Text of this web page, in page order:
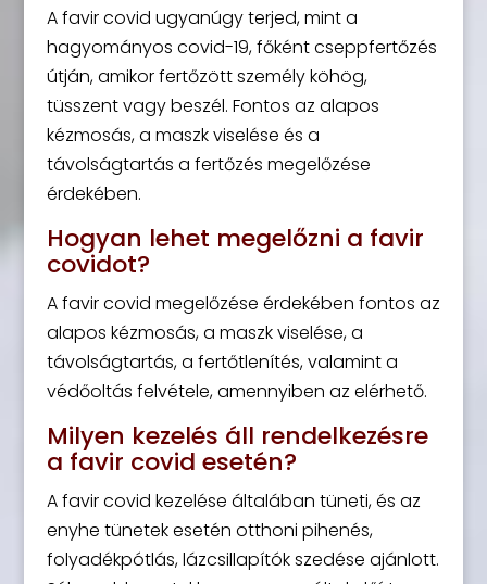
A favir covid ugyanúgy terjed, mint a
hagyományos covid-19, főként cseppfertőzés
útján, amikor fertőzött személy köhög,
tüsszent vagy beszél. Fontos az alapos
kézmosás, a maszk viselése és a
távolságtartás a fertőzés megelőzése
érdekében.
Hogyan lehet megelőzni a favir
covidot?
A favir covid megelőzése érdekében fontos az
alapos kézmosás, a maszk viselése, a
távolságtartás, a fertőtlenítés, valamint a
védőoltás felvétele, amennyiben az elérhető.
Milyen kezelés áll rendelkezésre
a favir covid esetén?
A favir covid kezelése általában tüneti, és az
enyhe tünetek esetén otthoni pihenés,
folyadékpótlás, lázcsillapítók szedése ajánlott.